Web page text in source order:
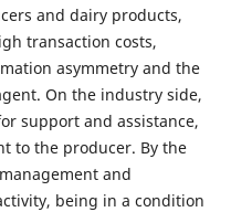
and dairy products,
transaction costs,
asymmetry and the
On the industry side,
support and assistance,
to the producer. By the
and
being in a condition